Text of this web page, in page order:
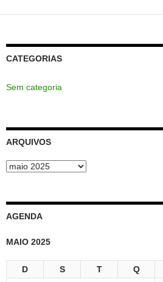
CATEGORIAS
Sem categoria
ARQUIVOS
Arquivos
AGENDA
MAIO 2025
D S T Q